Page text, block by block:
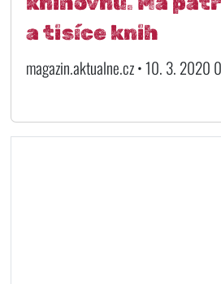
a tisíce knih
magazin.aktualne.cz • 10. 3. 2020